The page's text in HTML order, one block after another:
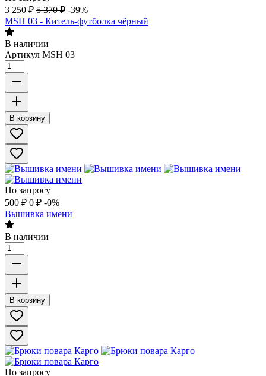
3 250 ₽ 5 370 ₽ -39%
MSH 03 - Китель-футболка чёрный
В наличии
Артикул MSH 03
В корзину
По запросу
500 ₽ 0 ₽ -0%
Вышивка имени
В наличии
В корзину
По запросу